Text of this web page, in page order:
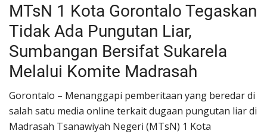
Beranda
Berita
Kontak
Galeri
OPINI
Syarat dan Ketentuan
MTsN 1 Kota Gorontalo Tegaskan
Tidak Ada Pungutan Liar,
Sumbangan Bersifat Sukarela
Melalui Komite Madrasah
Gorontalo – Menanggapi pemberitaan yang beredar di
salah satu media online terkait dugaan pungutan liar di
Madrasah Tsanawiyah Negeri (MTsN) 1 Kota